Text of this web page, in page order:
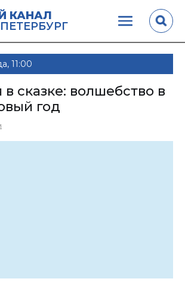
КАНАЛ
11:00
в сказке: волшебство в
год